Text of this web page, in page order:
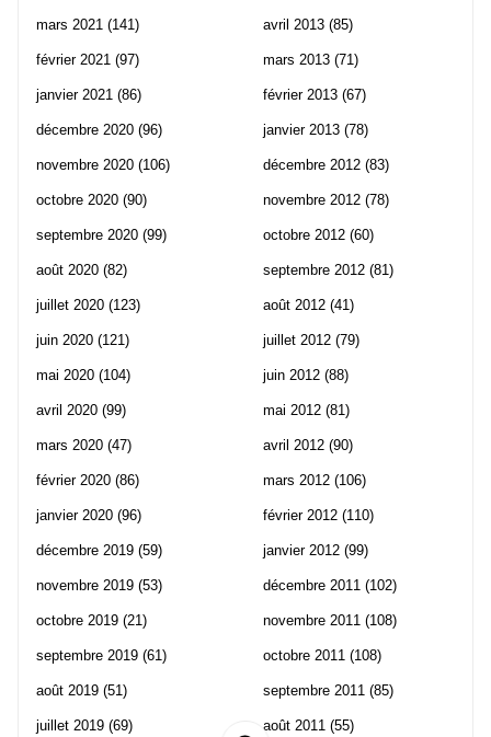
mars 2021 (141)
février 2021 (97)
janvier 2021 (86)
décembre 2020 (96)
novembre 2020 (106)
octobre 2020 (90)
septembre 2020 (99)
août 2020 (82)
juillet 2020 (123)
juin 2020 (121)
mai 2020 (104)
avril 2020 (99)
mars 2020 (47)
février 2020 (86)
janvier 2020 (96)
décembre 2019 (59)
novembre 2019 (53)
octobre 2019 (21)
septembre 2019 (61)
août 2019 (51)
juillet 2019 (69)
avril 2013 (85)
mars 2013 (71)
février 2013 (67)
janvier 2013 (78)
décembre 2012 (83)
novembre 2012 (78)
octobre 2012 (60)
septembre 2012 (81)
août 2012 (41)
juillet 2012 (79)
juin 2012 (88)
mai 2012 (81)
avril 2012 (90)
mars 2012 (106)
février 2012 (110)
janvier 2012 (99)
décembre 2011 (102)
novembre 2011 (108)
octobre 2011 (108)
septembre 2011 (85)
août 2011 (55)